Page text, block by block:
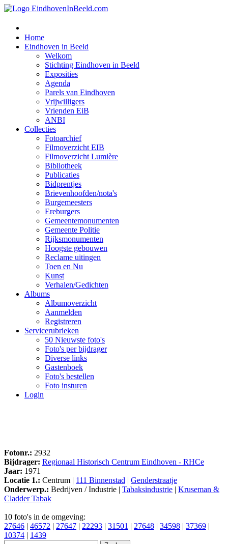
Home
Eindhoven in Beeld
Welkom
Stichting Eindhoven in Beeld
Exposities
Agenda
Parels van Eindhoven
Vrijwilligers
Vrienden EiB
ANBI
Collecties
Fotoarchief
Filmoverzicht EIB
Filmoverzicht Lumière
Bibliotheek
Publicaties
Bidprentjes
Brievenhoofden/nota's
Burgemeesters
Ereburgers
Gemeentemonumenten
Gemeente Politie
Rijksmonumenten
Hoogste gebouwen
Reclame uitingen
Toen en Nu
Kunst
Verhalen/Gedichten
Albums
Albumoverzicht
Aanmelden
Registreren
Servicerubrieken
50 Nieuwste foto's
Foto's per bijdrager
Diverse links
Gastenboek
Foto's bestellen
Foto insturen
Login
Fotonr.: 2932
Bijdrager: Regionaal Historisch Centrum Eindhoven - RHCe
Jaar: 1971
Locatie 1.: Centrum | 111 Binnenstad | Genderstraatje
Onderwerp.: Bedrijven / Industrie | Tabaksindustrie | Kruseman &
Cladder Tabak
10 foto's in de omgeving:
27646 | 46572 | 27647 | 22293 | 31501 | 27648 | 34598 | 37369 |
10374 | 1439